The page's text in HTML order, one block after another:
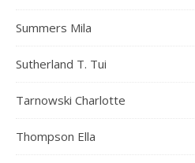
Summers Mila
Sutherland T. Tui
Tarnowski Charlotte
Thompson Ella